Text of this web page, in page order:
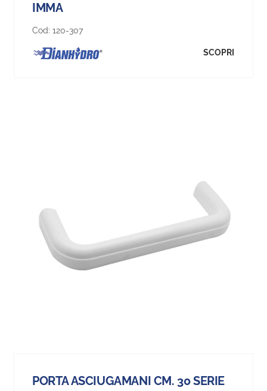
IMMA
Cod: 120-307
SCOPRI
PORTA ASCIUGAMANI CM. 30 SERIE